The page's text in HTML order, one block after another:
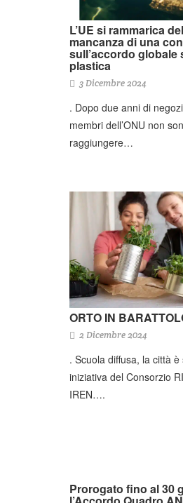
L’UE si rammarica
mancanza di una
sull’accordo globale
plastica
3 Dicembre 2024
. Dopo due anni di
membri dell’ONU non
raggiungere…
ORTO IN
2 Dicembre 2024
. Scuola diffusa, la città
iniziativa del Consorzio
IREN….
Prorogato fino al 30